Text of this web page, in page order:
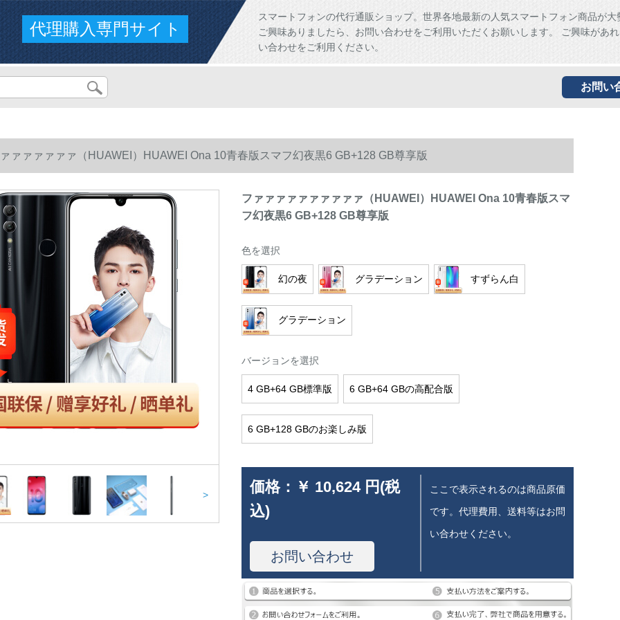
代理購入専門サイト
スマートフォンの代行通販ショップ。世界各地最新の人気スマートフォン商品が大
ご興味ありましたら、お問い合わせをご利用いただくお願いします。 ご興味があ
い合わせをご利用ください。
お問い
ァァァァァァ（HUAWEI）HUAWEI Ona 10青春版スマフ幻夜黒6 GB+128 GB尊享版
>
ファァァァァァァァァァ（HUAWEI）HUAWEI Ona 10青春版スマ
フ幻夜黒6 GB+128 GB尊享版
色を選択
幻の夜 グラデーション すずらん白
グラデーション
バージョンを選択
4 GB+64 GB標準版 6 GB+64 GBの高配合版
6 GB+128 GBのお楽しみ版
価格： ￥ 10,624 円(税
込)
お問い合わせ
ここで表示されるのは商品原価
です。代理費用、送料等はお問
い合わせください。